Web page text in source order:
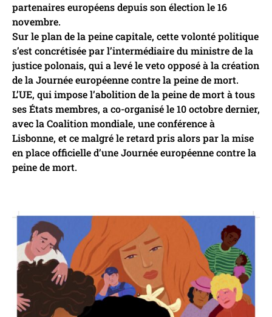
partenaires européens depuis son élection le 16
novembre.
Sur le plan de la peine capitale, cette volonté politique
s’est concrétisée par l’intermédiaire du ministre de la
justice polonais, qui a levé le veto opposé à la création
de la Journée européenne contre la peine de mort.
L’UE, qui impose l’abolition de la peine de mort à tous
ses États membres, a co-organisé le 10 octobre dernier,
avec la Coalition mondiale, une conférence à
Lisbonne, et ce malgré le retard pris alors par la mise
en place officielle d’une Journée européenne contre la
peine de mort.